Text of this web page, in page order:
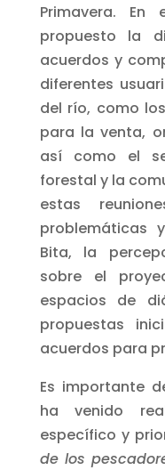
Primavera. En
propuesto la
acuerdos y
diferentes
del río, como
para la venta,
así como el
forestal y la
estas
problemáticas
Bita, la
sobre el
espacios de
propuestas
acuerdos para
Es importante
ha venido
específico y
de los